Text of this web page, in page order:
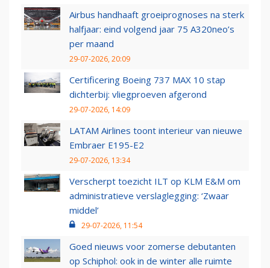
Airbus handhaaft groeiprognoses na sterk
halfjaar: eind volgend jaar 75 A320neo’s
per maand
29-07-2026, 20:09
Certificering Boeing 737 MAX 10 stap
dichterbij: vliegproeven afgerond
29-07-2026, 14:09
LATAM Airlines toont interieur van nieuwe
Embraer E195-E2
29-07-2026, 13:34
Verscherpt toezicht ILT op KLM E&M om
administratieve verslaglegging: ‘Zwaar
middel’
29-07-2026, 11:54
Goed nieuws voor zomerse debutanten
op Schiphol: ook in de winter alle ruimte